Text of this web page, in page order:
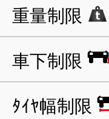
重量制限
車下制限
ﾀｲﾔ幅制限